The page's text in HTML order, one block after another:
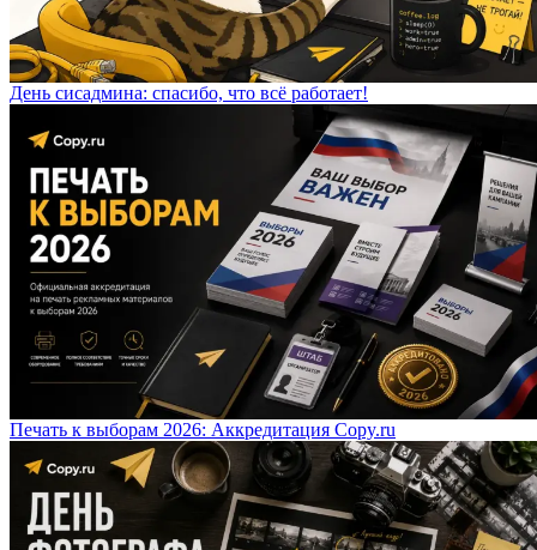
День сисадмина: спасибо, что всё работает!
Печать к выборам 2026: Аккредитация Copy.ru